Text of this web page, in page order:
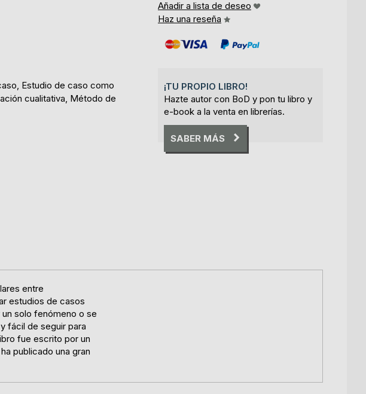
Estudio de caso como
cualitativa, Método de
Añadir a lista de deseo
Haz una reseña
¡TU PROPIO LIBRO!
Hazte autor con BoD y pon tu libro y
e-book a la venta en librerías.
SABER MÁS
entre
estudios de casos
solo fenómeno o se
fácil de seguir para
fue escrito por un
publicado una gran